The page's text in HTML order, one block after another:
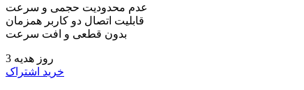
عدم محدودیت حجمی و سرعت
قابلیت اتصال دو کاربر همزمان
بدون قطعی و افت سرعت
3 روز هدیه
خرید اشتراک